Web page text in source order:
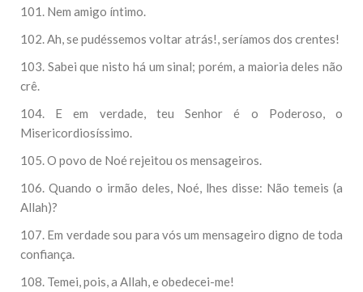
101. Nem amigo íntimo.
102. Ah, se pudéssemos voltar atrás!, seríamos dos crentes!
103. Sabei que nisto há um sinal; porém, a maioria deles não
crê.
104. E em verdade, teu Senhor é o Poderoso, o
Misericordiosíssimo.
105. O povo de Noé rejeitou os mensageiros.
106. Quando o irmão deles, Noé, lhes disse: Não temeis (a
Allah)?
107. Em verdade sou para vós um mensageiro digno de toda
confiança.
108. Temei, pois, a Allah, e obedecei-me!